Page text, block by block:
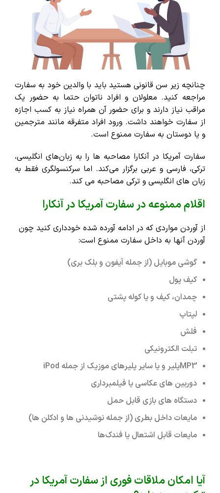
چنانچه زیر سن قانونی هستید باید با والدین خود به سفارت
مراجعه کنید. معلولان و افراد ناتوان حتما به حضور یک
مراقب نیاز دارند و برای حضور آن همراه نیاز به کسب اجازه
از سفارت خواهند داشت. ورود افراد متفرقه مانند مترجمین
و یا دوستان به سفارت ممنوع است.
سفارت آمریکا در آنکارا مصاحبه‌ ها را به زبان‌های انگلیسی،
ترکی، فارسی و عربی برگزار می‌کند. اما سرکنسولگری فقط به
زبان ‌های انگلیسی و ترکی مصاحبه می کند.
اقلام ممنوعه در سفارت آمریکا در آنکارا
از آوردن مواردی که در ادامه آورده شده خودداری کنید چون
آوردن آنها به داخل سفارت ممنوع است:
گوشی موبایل (از جمله آیفون و بلک بری)
کیف پول
چمدان، کیف و یا کوله پشتی
لپتاپ
فلش
تبلت الکترونیکی
MP3پلیر و یا سایر پلیرهای موزیک از جمله iPod
دوربین ‌های عکاسی یا فیلمبرداری
دستگاه‌ های بازی قابل حمل
مایعات داخل بطری (از جمله نوشیدنی ‌ها و ادکلن ‌ها)
مایعات قابل اشتعال یا فندک‌ها
آیا امکان ملاقات فوری از سفارت آمریکا در